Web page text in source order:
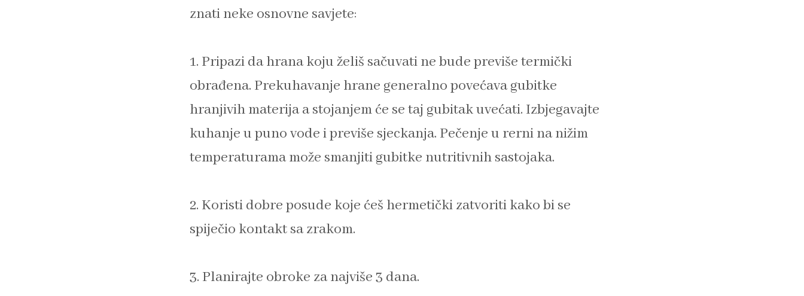
znati neke osnovne savjete:
1. Pripazi da hrana koju želiš sačuvati ne bude previše termički
obrađena. Prekuhavanje hrane generalno povećava gubitke
hranjivih materija a stojanjem će se taj gubitak uvećati. Izbjegavajte
kuhanje u puno vode i previše sjeckanja. Pečenje u rerni na nižim
temperaturama može smanjiti gubitke nutritivnih sastojaka.
2. Koristi dobre posude koje ćeš hermetički zatvoriti kako bi se
spiječio kontakt sa zrakom.
3. Planirajte obroke za najviše 3 dana.